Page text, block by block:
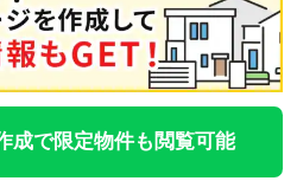
成で限定物件も閲覧可能